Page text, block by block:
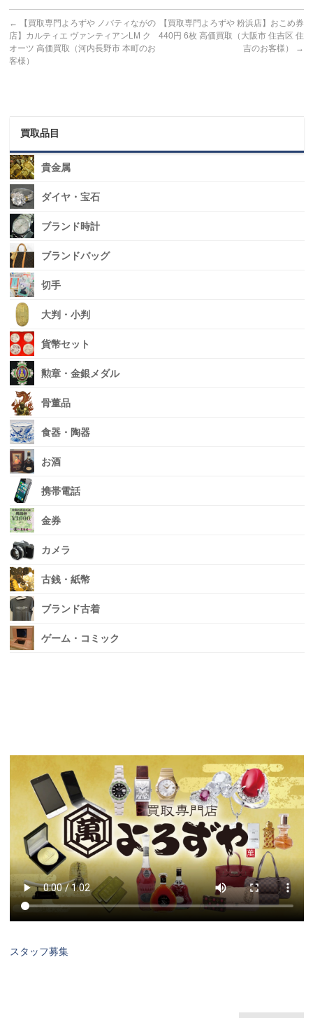
←
【買取専門よろずや ノバティながの
店】カルティエ ヴァンティアンLM ク
オーツ 高価買取（河内長野市 本町のお
客様）
【買取専門よろずや 粉浜店】おこめ券
440円 6枚 高価買取（大阪市 住吉区 住
吉のお客様）
→
買取品目
貴金属
ダイヤ・宝石
ブランド時計
ブランドバッグ
切手
大判・小判
貨幣セット
勲章・金銀メダル
骨董品
食器・陶器
お酒
携帯電話
金券
カメラ
古銭・紙幣
ブランド古着
ゲーム・コミック
スタッフ募集